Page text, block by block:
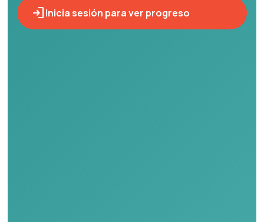
loginInicia sesión para ver progreso